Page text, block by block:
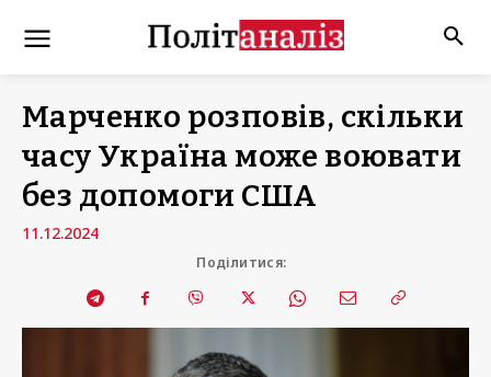
Марченко розповів, скільки
часу Україна може воювати
без допомоги США
11.12.2024
Поділитися: